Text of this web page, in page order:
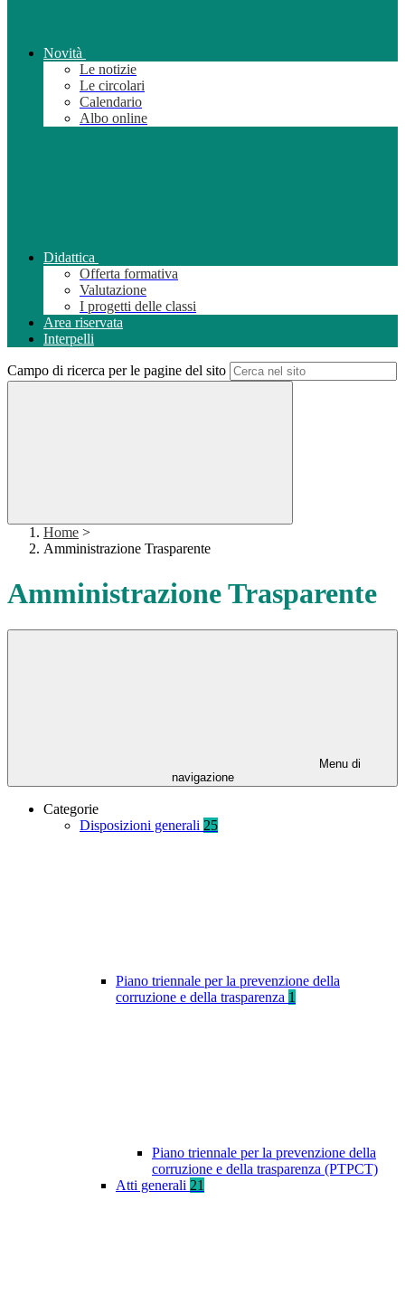
Novità
Le notizie
Le circolari
Calendario
Albo online
Didattica
Offerta formativa
Valutazione
I progetti delle classi
Area riservata
Interpelli
Campo di ricerca per le pagine del sito
Home >
Amministrazione Trasparente
Amministrazione Trasparente
Menu di
navigazione
Categorie
Disposizioni generali 25
Piano triennale per la prevenzione della
corruzione e della trasparenza 1
Piano triennale per la prevenzione della
corruzione e della trasparenza (PTPCT)
Atti generali 21